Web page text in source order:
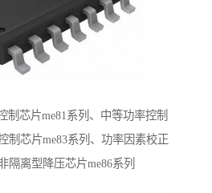
制芯片me81系列、中等功率控制
制芯片me83系列、功率因素校正
隔离型降压芯片me86系列